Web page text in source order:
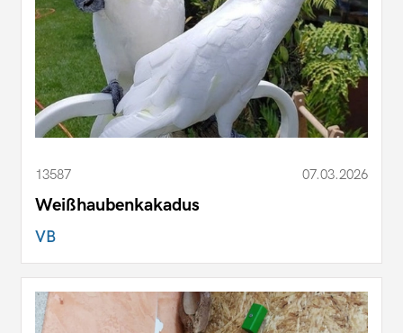
13587 07.03.2026
Weißhaubenkakadus
VB